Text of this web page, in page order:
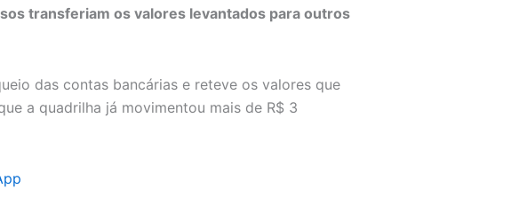
transferiam os valores levantados para outros
das contas bancárias e reteve os valores que
a quadrilha já movimentou mais de R$ 3